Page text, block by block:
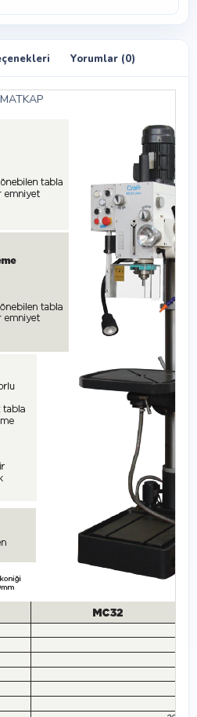
Yorumlar (0)